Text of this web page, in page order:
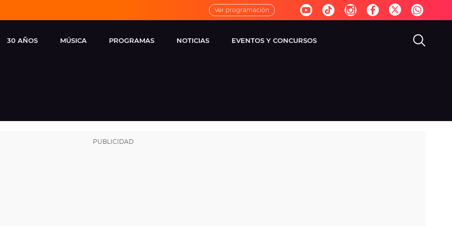
Ver programación
30 AÑOS MÚSICA
FM
PROGRAMAS
VIRALES
NOTICIAS EVENTOS Y CONCURSOS